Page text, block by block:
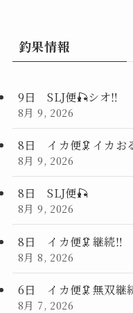
釣果情報
9日 SLJ便🎣シオ‼️
8月 9, 2026
8日 イカ便🦑イカお
8月 9, 2026
8日 SLJ便🎣
8月 9, 2026
8日 イカ便🦑継続‼️
8月 8, 2026
6日 イカ便🦑無双継
8月 7, 2026